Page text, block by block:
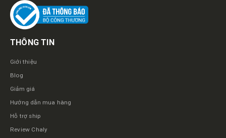
THÔNG TIN
Giới thiệu
Blog
Giảm giá
Hướng dẫn mua hàng
Hỗ trợ ship
Review Chaly